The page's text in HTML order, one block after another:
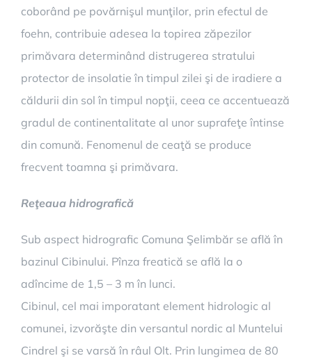
coborând pe povărnişul munţilor, prin efectul de
foehn, contribuie adesea la topirea zăpezilor
primăvara determinând distrugerea stratului
protector de insolatie în timpul zilei şi de iradiere a
căldurii din sol în timpul nopţii, ceea ce accentuează
gradul de continentalitate al unor suprafeţe întinse
din comună. Fenomenul de ceaţă se produce
frecvent toamna şi primăvara.
Reţeaua hidrografică
Sub aspect hidrografic Comuna Şelimbăr se află în
bazinul Cibinului. Pînza freatică se află la o
adîncime de 1,5 – 3 m în lunci.
Cibinul, cel mai imporatant element hidrologic al
comunei, izvorăşte din versantul nordic al Muntelui
Cindrel şi se varsă în râul Olt. Prin lungimea de 80